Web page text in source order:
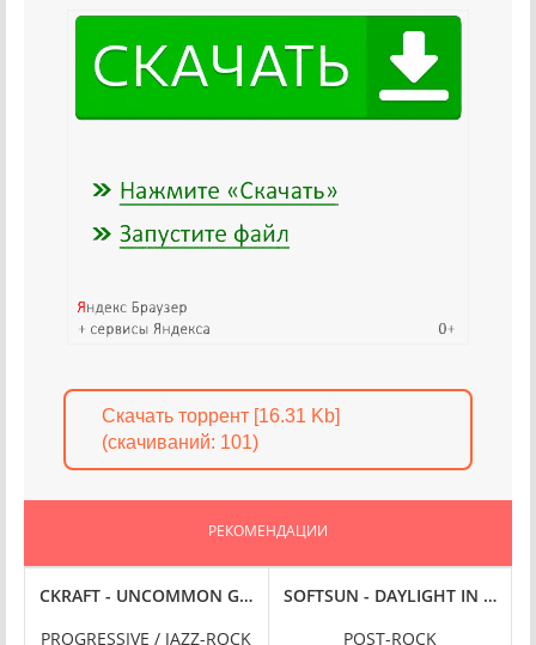
Скачать торрент [16.31 Kb]
(cкачиваний: 101)
РЕКОМЕНДАЦИИ
(2025) FLAC
CKRAFT - UNCOMMON GROUNDS (2025) FLAC
PROGRESSIVE / JAZZ-ROCK
SOFTSUN - DAYLIGHT IN THE
POST-ROCK